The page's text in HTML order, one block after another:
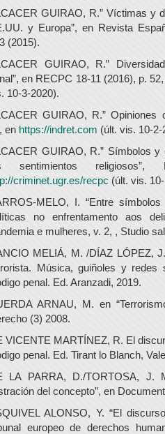
GUIRAO, R.” Víctimas y
y Europa”, en Revista
(2015).
GUIRAO, R.”
en RECPC 18-11 (2016), p.
10-3-2020).
GUIRAO, R.” Opiniones
en https://indret.com (últ. vis. 10-2-
GUIRAO, R.” Símbolos
sentimientos
criminet.ugr.es/recpc (últ. vis.
MELO, I. “Entre
no enfrentamento aos
e mulheres, v. 2, , Studio
MELIÁ, M. /DÍAZ LÓPEZ,
Música, guiñoles y
penal. Ed. Aranzadi, 2019.
ARNAU, M. en
(3) 2008.
VICENTE MARTÍNEZ, R. El
penal. Ed. Tirant lo Blanch,
LA PARRA, D./TORTOSA, J.
del concepto”, en
ALONSO, Y. “El
europeo de derechos